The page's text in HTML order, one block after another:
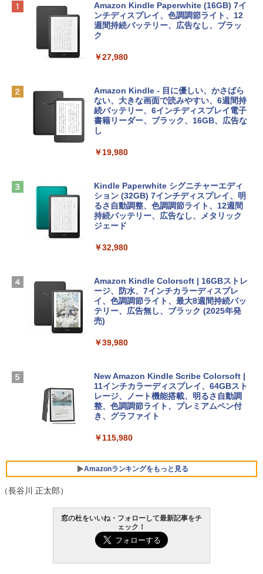
Apple 2026 MacBook Neo A18 Proチッ
プ搭載13インチノートブック：AIとAppl
e Intelligence、Liquid Retinaディスプ
レイ、8GBメモリ、512GB SSD、1080p
ィゴ + 3年延長 AppleCare+ for 13インチ
￥162,598
tomtoc 360°保護 15.6 16インチ パソコ
ンケース Dell NEC Lavie ASUS HP dyna
Apple 2026 MacBook Air M5チップ搭載
13インチノートブック：AIとApple Intell
igence、13.6インチLiquid Retinaディ
スプレイ、24GBユニファイドメモリ、1
ラ、Touch ID - ミッドナイト + 3年延長
￥347,600
【Amazon.co.jp限定】 HP ノートパソコ
SSD インテル Core 5
FMV ノートパソコン WE1-K3 (MS 365 P
ersonal/Copilotキー搭載/Win 11/15.6型/
Core i5/16GB/SSD 512GB/ホワイト) FM
Robloxギフトカード - 800 Robux 【限
定バーチャルアイテムを含む】 【オンラ
インゲームコード】 ロブロックス | オン
ラインコード版
￥1,300
Robloxギフトカード - 2,000 Robux 【限
定バーチャルアイテムを含む】 【オンラ
インゲームコード】 ロブロックス | オン
ラインコード版
4(最新 永続版)|オンラインコード版|Wind
ows11、10/mac対応|PC2台
￥39,582
Robloxギフトカード - 1000 Robux 【限
ラインコード版
￥1,600
版)|オンラインコード版|Windows11、1
￥37,224
生成AIパスポート公式テキスト 第４版
￥1,766
出す プロンプトの言葉 AI画像生成シリー
ズ (はぴーイラストLabo)
￥480
ClaudeCode いちばんやさしい 教科書:
にもKindle出版にも！ 非エンジニアのた
めのAIコーディング入門シリーズ
￥99
FM TOWNS ハイパー・カタログ: 本体ハ
￥1,600
1冊ですべて身につくHTML & CSSとWe
Amazon Kindle Paperwhite (16GB) 7イ
ンチディスプレイ、色調調節ライト、12
週間持続バッテリー、広告なし、ブラッ
ク
￥27,980
Amazon Kindle - 目に優しい、かさばら
ない、大きな画面で読みやすい、6週間持
続バッテリー、6インチディスプレイ電子
書籍リーダー、ブラック、16GB、広告な
し
￥19,980
Kindle Paperwhite シグニチャーエディ
ション (32GB) 7インチディスプレイ、明
るさ自動調整、色調調節ライト、12週間
持続バッテリー、広告なし、メタリック
ジェード
￥32,980
Amazon Kindle Colorsoft | 16GBストレ
ージ、防水、7インチカラーディスプレ
イ、色調調節ライト、最大8週間持続バッ
テリー、広告無し、ブラック (2025年発
売)
￥39,980
New Amazon Kindle Scribe Colorsoft |
11インチカラーディスプレイ、64GBスト
レージ、ノート機能搭載、明るさ自動調
整、色調調節ライト、プレミアムペン付
き、グラファイト
￥115,980
Amazonランキングをもっと見る
（長谷川 正太郎）
窓の杜をいいね・フォローして最新記事をチ
ェック！